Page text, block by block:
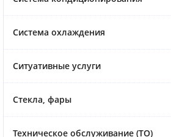
Система охлаждения
Ситуативные услуги
Стекла, фары
Техническое обслуживание (ТО)